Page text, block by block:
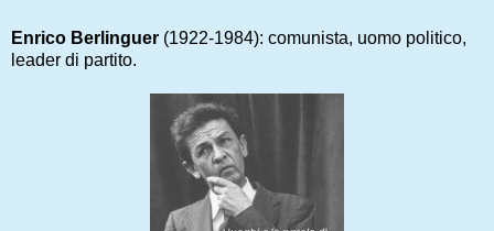
Enrico Berlinguer (1922-1984): comunista, uomo politico,
leader di partito.